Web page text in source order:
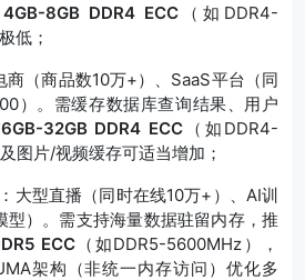
4GB-8GB DDR4 ECC（如DDR4-
低；
商（商品数10万+）、SaaS平台（同
）。需缓存数据库查询结果、用户
32GB DDR4 ECC（如DDR4-
图片/视频缓存可适当增加；
：大型直播（同时在线10万+）、AI训
型）。需支持海量数据驻留内存，推
ECC（如DDR5-5600MHz），
架构（非统一内存访问）优化多